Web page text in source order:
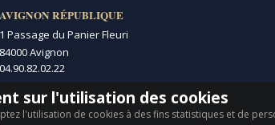
AVIGNON RÉPUBLIQUE
1 Passage du Panier Fleuri
84000 Avignon
04.90.82.02.22
sur l'utilisation des cookies
l'utilisation de cookies à des fins statistiques et de